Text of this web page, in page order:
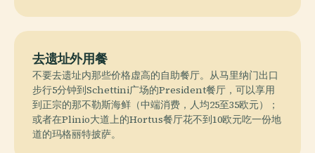
去遗址外用餐
不要去遗址内那些价格虚高的自助餐厅。从马里纳门出口
步行5分钟到Schettini广场的President餐厅，可以享用
到正宗的那不勒斯海鲜（中端消费，人均25至35欧元）；
或者在Plinio大道上的Hortus餐厅花不到10欧元吃一份地
道的玛格丽特披萨。